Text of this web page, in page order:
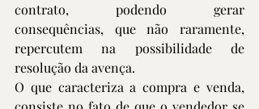
contrato, podendo gerar
consequências, que não raramente,
repercutem na possibilidade de
resolução da avença.
O que caracteriza a compra e venda,